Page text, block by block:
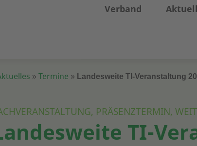
Verband
» Termine » Landesweite TI-Veranstaltung
PRÄSENZTERMIN,
TI-